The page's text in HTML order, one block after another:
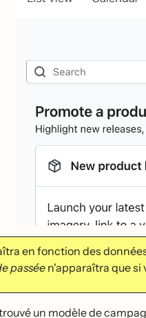
en fonction des
passéen'apparaîtra que si
un modèle de